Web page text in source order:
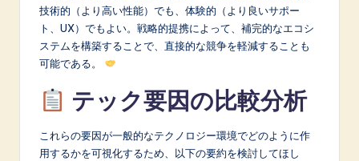
技術的（より高い性能）でも、体験的（より良いサポー
ト、UX）でもよい。戦略的提携によって、補完的なエコシ
ステムを構築することで、直接的な競争を軽減することも
可能である。
テック要因の比較分析
これらの要因が一般的なテクノロジー環境でどのように作
用するかを可視化するため、以下の要約を検討してほし